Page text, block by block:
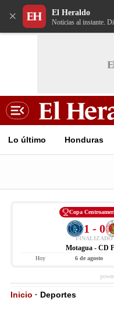
× El Heraldo
Noticias al instante.
Lo último Honduras
Copa
1 - 0
FINALIZADO
Motagua - CD
Hoy 6 de agosto
Inicio · Deportes